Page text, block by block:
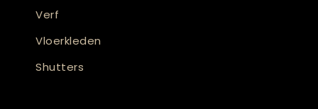
Verf
Vloerkleden
Shutters